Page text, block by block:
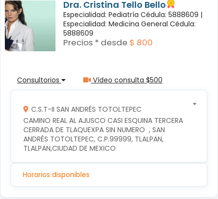
Dra. Cristina Tello Bello
Especialidad: Pediatría Cédula: 5888609 |
Especialidad: Medicina General Cédula:
5888609
Precios * desde $ 800
Consultorios Vídeo consulta $500
C.S.T-II SAN ANDRÉS TOTOLTEPEC
CAMINO REAL AL AJUSCO CASI ESQUINA TERCERA
CERRADA DE TLAQUEXPA SIN NUMERO  , SAN
ANDRÉS TOTOLTEPEC, C.P.99999, TLALPAN,
TLALPAN,CIUDAD DE MEXICO
Horarios disponibles